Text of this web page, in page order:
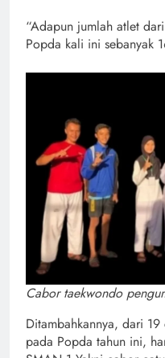
“Adapun jumlah atlet
Popda kali ini sebanyak
Cabor taekwondo
Ditambahkannya, dari
pada Popda tahun ini,